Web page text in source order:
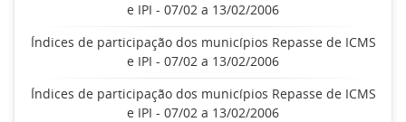
e IPI - 07/02 a 13/02/2006
Índices de participação dos municípios Repasse de ICMS
e IPI - 07/02 a 13/02/2006
Índices de participação dos municípios Repasse de ICMS
e IPI - 07/02 a 13/02/2006